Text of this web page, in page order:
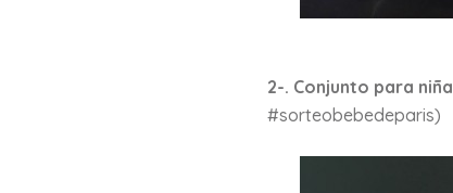
2-. Conjunto para niña
#sorteobebedeparis)